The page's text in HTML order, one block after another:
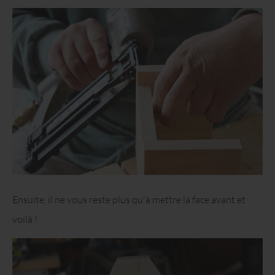
Ensuite, il ne vous reste plus qu'à mettre la face avant et
voilà !